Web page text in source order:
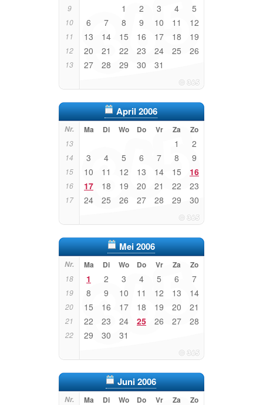
9 1 2 3 4 5
10 6 7 8 9 10 11 12
11 13 14 15 16 17 18 19
12 20 21 22 23 24 25 26
13 27 28 29 30 31
April 2006
Nr. Ma Di Wo Do Vr Za Zo
13 1 2
14 3 4 5 6 7 8 9
15 10 11 12 13 14 15 16
16 17 18 19 20 21 22 23
17 24 25 26 27 28 29 30
Mei 2006
Nr. Ma Di Wo Do Vr Za Zo
18 1 2 3 4 5 6 7
19 8 9 10 11 12 13 14
20 15 16 17 18 19 20 21
21 22 23 24 25 26 27 28
22 29 30 31
Juni 2006
Nr. Ma Di Wo Do Vr Za Zo